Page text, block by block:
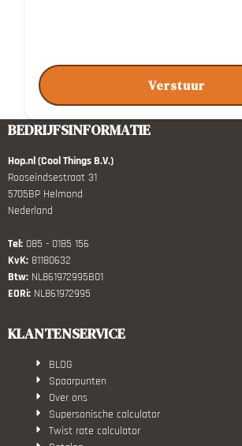
Verstuur
BEDRIJFSINFORMATIE
Hop.nl (Cool Things B.V.)
Rooseindsestraat 31
5705BP Helmond
Nederland
Tel: 085 - 0185 156
KvK: 81180632
Btw: NL861972995B01
EORi: NL861972995
KLANTENSERVICE
BLOG
Spaarpunten
Over ons
Supersonische calculator
Twist rate calculator